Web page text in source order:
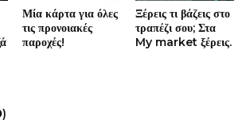
Μία κάρτα για όλες
τις προνοιακές
παροχές!
Ξέρεις τι βάζεις στο
τραπέζι σου; Στα
My market ξέρεις.